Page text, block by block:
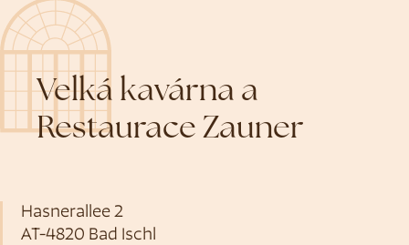
Velká kavárna a
Restaurace Zauner
Hasnerallee 2
AT-4820 Bad Ischl